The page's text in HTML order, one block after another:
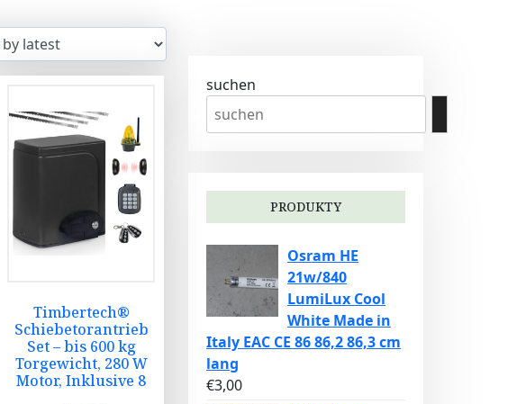
Timbertech®
Schiebetorantrieb
Set – bis 600 kg
Torgewicht, 280 W
Motor, Inklusive 8
suchen
PRODUKTY
Osram HE
21w/840
LumiLux Cool
White Made in
Italy EAC CE 86 86,2 86,3 cm
lang
€3,00